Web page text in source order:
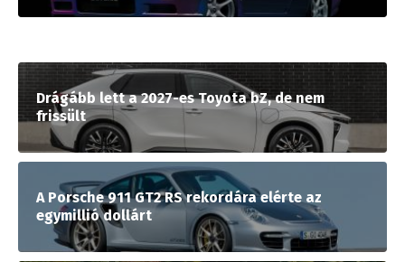
Drágább lett a 2027-es Toyota bZ, de nem
frissült
A Porsche 911 GT2 RS rekordára elérte az
egymillió dollárt